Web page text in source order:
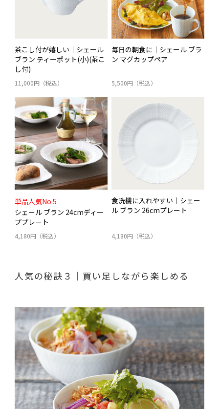
茶こし付が嬉しい｜シェール
ブラン ティーポット(小)(茶こ
し付)
11,000円（税込）
毎日の朝食に｜シェール ブラ
ン マグカップペア
5,500円（税込）
単品人気No.5
シェール ブラン 24cmディー
ププレート
4,180円（税込）
食洗機に入れやすい｜シェー
ル ブラン 26cmプレート
4,180円（税込）
人気の秘訣３｜買い足しながら楽しめる